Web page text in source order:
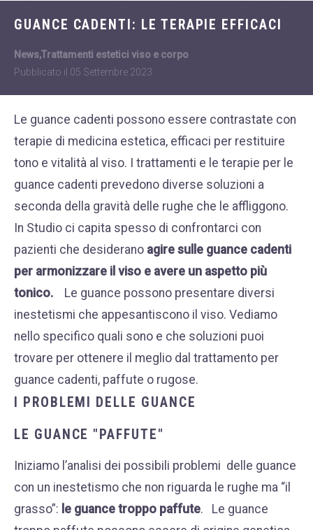
+39 389 2681259
Dietologia
Disturbi dell'età
News
Problemi sessualità
maschile
Trattamenti estetici
viso e corpo
Trattamenti per il
corpo
Trattamenti per mani,
viso, décolleté
GUANCE CADENTI: LE TERAPIE EFFICACI
News,Trattamenti estetici viso e corpo
Pubblicato il 05 Settembre 2023
Le guance cadenti possono essere contrastate con
terapie di medicina estetica, efficaci per restituire
tono e vitalità al viso. I trattamenti e le terapie per le
guance cadenti prevedono diverse soluzioni a
seconda della gravità delle rughe che le affliggono.
In Studio ci capita spesso di confrontarci con
pazienti che desiderano agire sulle guance cadenti
per armonizzare il viso e avere un aspetto più
tonico.
Le guance possono presentare diversi
inestetismi che appesantiscono il viso. Vediamo
nello specifico quali sono e che soluzioni puoi
trovare per ottenere il meglio dal trattamento per
guance cadenti, paffute o rugose.
I PROBLEMI DELLE GUANCE
LE GUANCE "PAFFUTE"
Iniziamo l’analisi dei possibili problemi delle guance
con un inestetismo che non riguarda le rughe ma “il
grasso”: le guance troppo paffute.
Le guance